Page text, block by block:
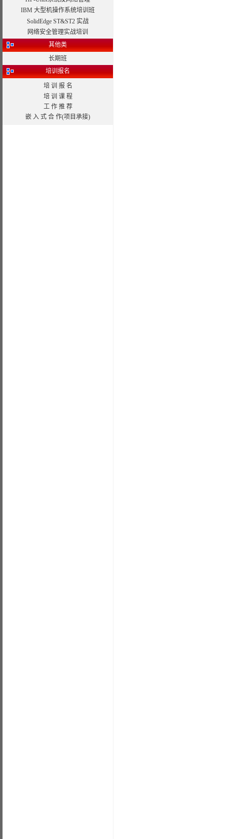
IBM 大型机操作系统培训班
SolidEdge ST&ST2 实战
网络安全管理实战培训
其他类
长期班
培训报名
培 训 报 名
培 训 课 程
工 作 推 荐
嵌 入 式 合 作(项目承接)